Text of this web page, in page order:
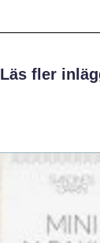
Läs fler